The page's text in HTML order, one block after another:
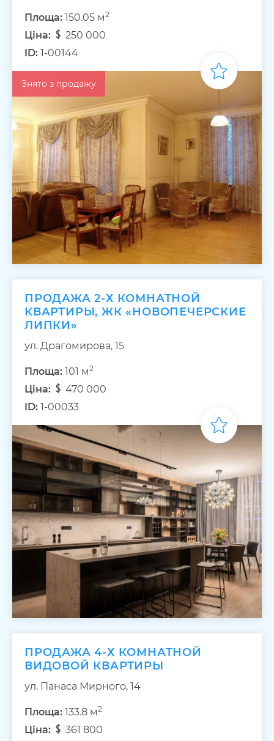
Площа: 150.05 м2
Ціна:
250 000
ID: 1-00144
Знято з продажу
ПРОДАЖА 2-Х КОМНАТНОЙ
КВАРТИРЫ, ЖК «НОВОПЕЧЕРСКИЕ
ЛИПКИ»
ул. Драгомирова, 15
Площа: 101 м2
Ціна:
470 000
ID: 1-00033
ПРОДАЖА 4-Х КОМНАТНОЙ
ВИДОВОЙ КВАРТИРЫ
ул. Панаса Мирного, 14
Площа: 133.8 м2
Ціна:
361 800